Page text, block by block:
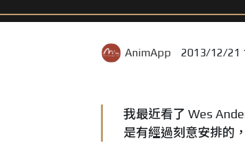
AnimApp 2013/12/21
我最近看了 Wes
是有經過刻意安排的